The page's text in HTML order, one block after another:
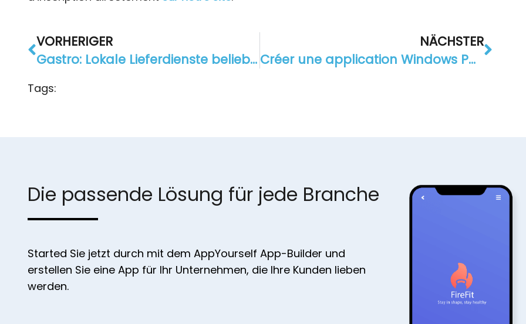
VORHERIGER
Gastro: Lokale Lieferdienste beliebt bei den Gästen
NÄCHSTER
Créer une application Windows Phone 8 avec appyourself.net
Tags:
Die passende Lösung für jede Branche
Started Sie jetzt durch mit dem AppYourself App-Builder und
erstellen Sie eine App für Ihr Unternehmen, die Ihre Kunden lieben
werden.